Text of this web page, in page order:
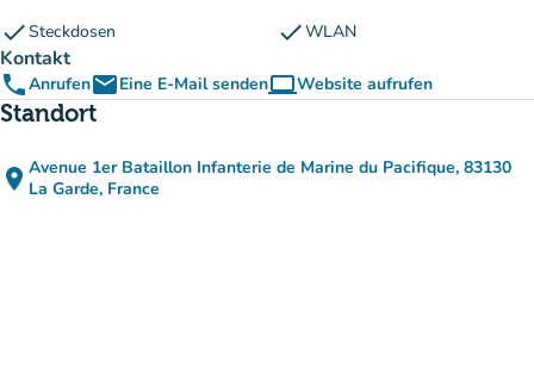
checkSteckdosen checkWLAN
Kontakt
phoneAnrufenemailEine E-Mail sendencomputerWebsite aufrufen
(new tab)
Standort
place Avenue 1er Bataillon Infanterie de Marine du Pacifique, 83130
La Garde, France